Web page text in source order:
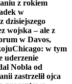
z rokiem
w
dzisiejszego
wojska – ale z
w Davos,
Chicago: w tym
uderzenie
Nobla od
zastrzelił ojca